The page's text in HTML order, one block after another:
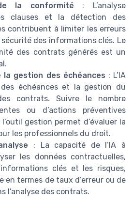
la conformité : L’analyse
clauses et la détection des
contribuent à limiter les erreurs
des informations clés. Le
des contrats générés est un
la gestion des échéances : L’IA
échéances et la gestion du
contrats. Suivre le nombre
ou d’actions préventives
gestion permet d’évaluer la
les professionnels du droit.
: La capacité de l’IA à
les données contractuelles,
clés et les risques,
en termes de taux d’erreur ou de
l’analyse des contrats.